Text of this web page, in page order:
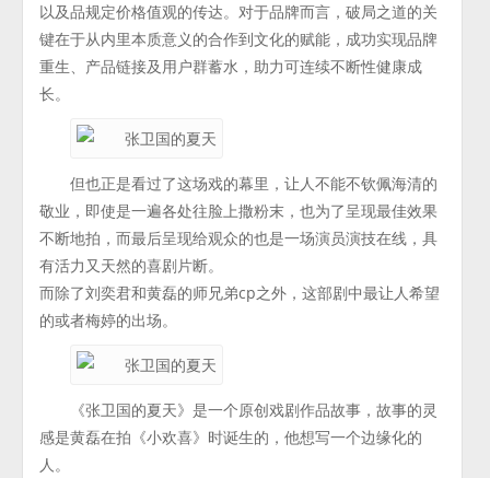
以及品规定价格值观的传达。对于品牌而言，破局之道的关
键在于从内里本质意义的合作到文化的赋能，成功实现品牌
重生、产品链接及用户群蓄水，助力可连续不断性健康成
长。
但也正是看过了这场戏的幕里，让人不能不钦佩海清的
敬业，即使是一遍各处往脸上撒粉末，也为了呈现最佳效果
不断地拍，而最后呈现给观众的也是一场演员演技在线，具
有活力又天然的喜剧片断。
而除了刘奕君和黄磊的师兄弟cp之外，这部剧中最让人希望
的或者梅婷的出场。
《张卫国的夏天》是一个原创戏剧作品故事，故事的灵
感是黄磊在拍《小欢喜》时诞生的，他想写一个边缘化的
人。